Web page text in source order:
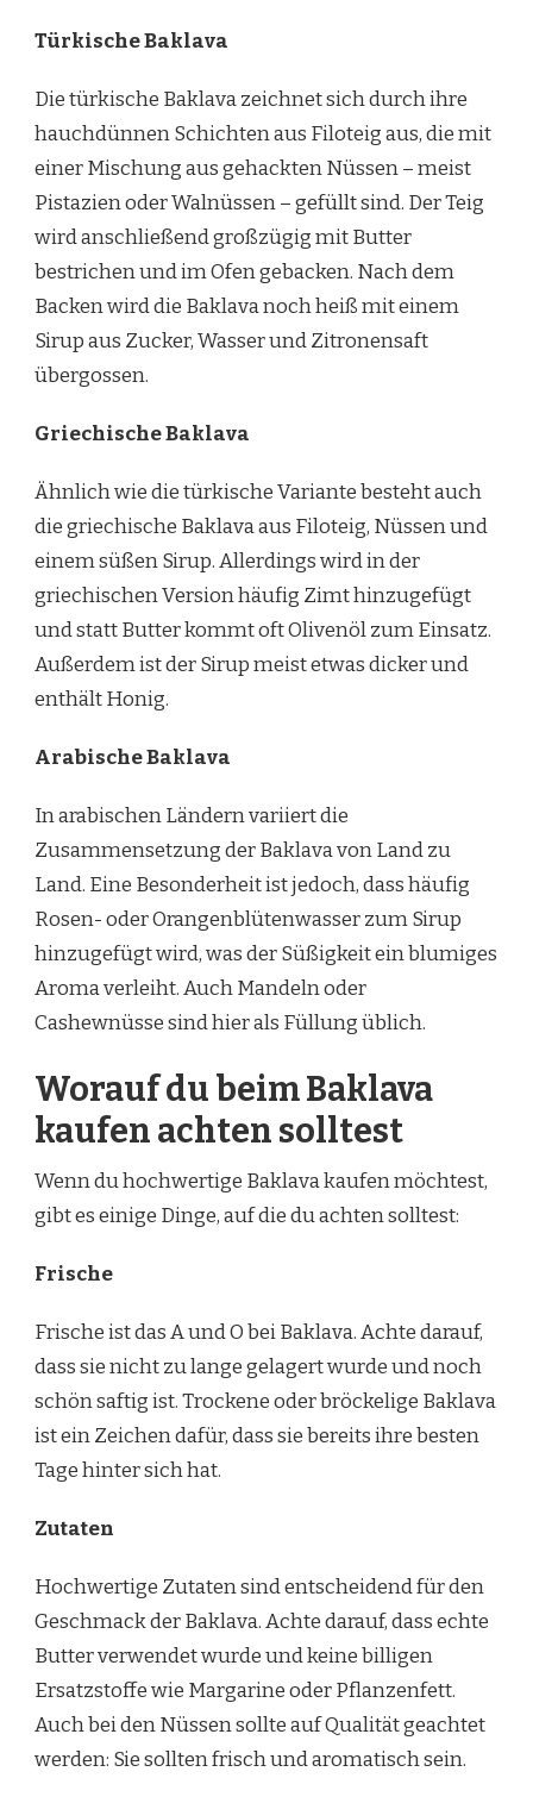
Türkische Baklava
Die türkische Baklava zeichnet sich durch ihre
hauchdünnen Schichten aus Filoteig aus, die mit
einer Mischung aus gehackten Nüssen – meist
Pistazien oder Walnüssen – gefüllt sind. Der Teig
wird anschließend großzügig mit Butter
bestrichen und im Ofen gebacken. Nach dem
Backen wird die Baklava noch heiß mit einem
Sirup aus Zucker, Wasser und Zitronensaft
übergossen.
Griechische Baklava
Ähnlich wie die türkische Variante besteht auch
die griechische Baklava aus Filoteig, Nüssen und
einem süßen Sirup. Allerdings wird in der
griechischen Version häufig Zimt hinzugefügt
und statt Butter kommt oft Olivenöl zum Einsatz.
Außerdem ist der Sirup meist etwas dicker und
enthält Honig.
Arabische Baklava
In arabischen Ländern variiert die
Zusammensetzung der Baklava von Land zu
Land. Eine Besonderheit ist jedoch, dass häufig
Rosen- oder Orangenblütenwasser zum Sirup
hinzugefügt wird, was der Süßigkeit ein blumiges
Aroma verleiht. Auch Mandeln oder
Cashewnüsse sind hier als Füllung üblich.
Worauf du beim Baklava
kaufen achten solltest
Wenn du hochwertige Baklava kaufen möchtest,
gibt es einige Dinge, auf die du achten solltest:
Frische
Frische ist das A und O bei Baklava. Achte darauf,
dass sie nicht zu lange gelagert wurde und noch
schön saftig ist. Trockene oder bröckelige Baklava
ist ein Zeichen dafür, dass sie bereits ihre besten
Tage hinter sich hat.
Zutaten
Hochwertige Zutaten sind entscheidend für den
Geschmack der Baklava. Achte darauf, dass echte
Butter verwendet wurde und keine billigen
Ersatzstoffe wie Margarine oder Pflanzenfett.
Auch bei den Nüssen sollte auf Qualität geachtet
werden: Sie sollten frisch und aromatisch sein.